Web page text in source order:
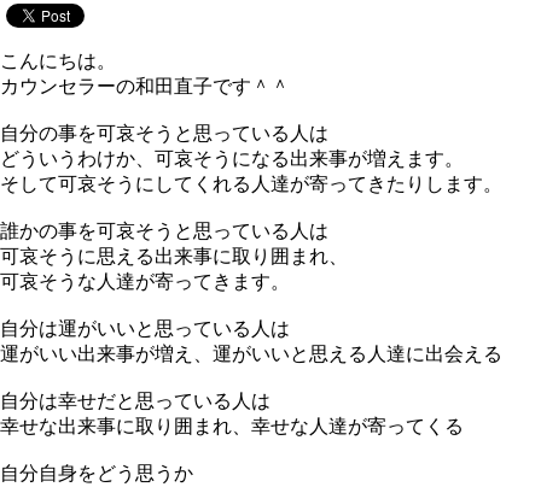
こんにちは。
カウンセラーの和田直子です＾＾
自分の事を可哀そうと思っている人は
どういうわけか、可哀そうになる出来事が増えます。
そして可哀そうにしてくれる人達が寄ってきたりします。
誰かの事を可哀そうと思っている人は
可哀そうに思える出来事に取り囲まれ、
可哀そうな人達が寄ってきます。
自分は運がいいと思っている人は
運がいい出来事が増え、運がいいと思える人達に出会える
自分は幸せだと思っている人は
幸せな出来事に取り囲まれ、幸せな人達が寄ってくる
自分自身をどう思うか